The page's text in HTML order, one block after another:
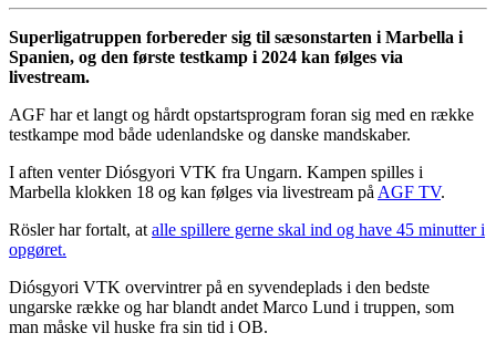
Superligatruppen forbereder sig til sæsonstarten i Marbella i
Spanien, og den første testkamp i 2024 kan følges via
livestream.
AGF har et langt og hårdt opstartsprogram foran sig med en række
testkampe mod både udenlandske og danske mandskaber.
I aften venter Diósgyori VTK fra Ungarn. Kampen spilles i
Marbella klokken 18 og kan følges via livestream på AGF TV.
Rösler har fortalt, at alle spillere gerne skal ind og have 45 minutter i
opgøret.
Diósgyori VTK overvintrer på en syvendeplads i den bedste
ungarske række og har blandt andet Marco Lund i truppen, som
man måske vil huske fra sin tid i OB.